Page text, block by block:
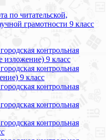
по читательской,
грамотности 9 класс
контрольная
изложение) 9 класс
контрольная
9 класс
контрольная
контрольная
контрольная